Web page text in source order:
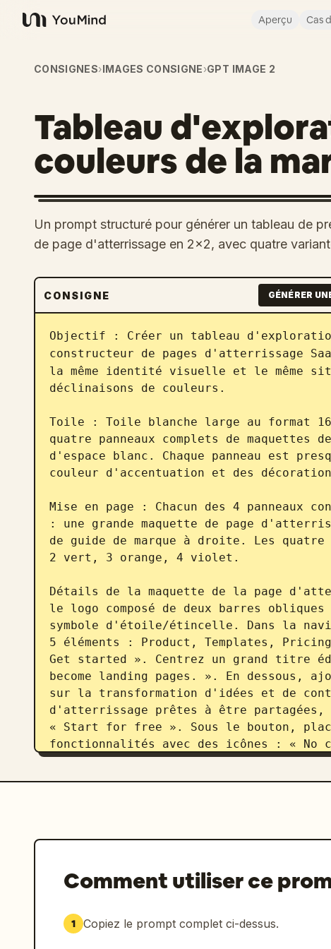
YouMind
Aperçu Cas
CONSIGNES›IMAGES CONSIGNE›GPT IMAGE 2
Tableau
couleurs de la
Un prompt structuré pour générer un tableau de
de page d'atterrissage en 2×2, avec quatre
CONSIGNE GÉNÉRER
Objectif : Créer un tableau
constructeur de pages d'atterrissage
la même identité visuelle et le même
déclinaisons de couleurs.
Toile : Toile blanche large au format
quatre panneaux complets de maquettes
d'espace blanc. Chaque panneau est
couleur d'accentuation et des
Mise en page : Chacun des 4 panneaux
: une grande maquette de page
de guide de marque à droite. Les
2 vert, 3 orange, 4 violet.
Détails de la maquette de la page
le logo composé de deux barres
symbole d'étoile/étincelle. Dans la
5 éléments : Product, Templates,
Get started ». Centrez un grand titre
become landing pages. ». En
sur la transformation d'idées et de
d'atterrissage prêtes à être
« Start for free ». Sous le bouton,
fonctionnalités avec des icônes : « No
sync ». Derrière le titre principal,
circulaire flou et aérien dans la
inclut une petite pilule arrondie pour
Notify me » et un fin graphique
« 01 » et indique « Type your
un grand anneau flou de couleur
Comment utiliser ce
1 Copiez le prompt complet ci-dessus.